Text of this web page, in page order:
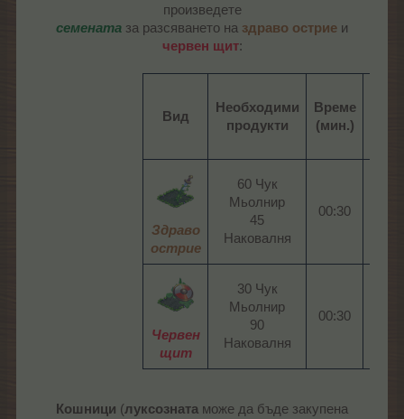
произведете
семената за разсяването на здраво острие и
червен щит:​
Вид
Необходими
продукти
Време
(мин.)
Здраво
острие
60 Чук
Мьолнир
45
Наковалня​
00:30​
Червен
щит
30 Чук
Мьолнир
90
Наковалня​
00:30​
Кошници (луксозната може да бъде закупена